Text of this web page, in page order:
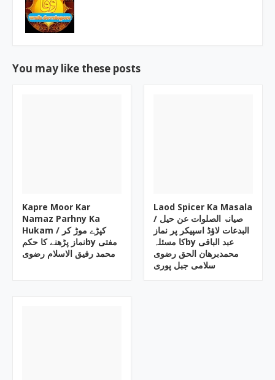
You may like these posts
Kapre Moor Kar
Namaz Parhny Ka
Hukam / کپڑے موڑ کر
نماز پڑھنے کا حکمby مفتی
محمد رفیق الاسلام رضوی
Laod Spicer Ka Masala
/ صیانۃ الصلوات عن حیل
البدعات لاؤڈ اسپیکر پر نماز
کا مسئلہby عبد الباقی
محمدبرھان الحق رضوی
سلامی جبل پوری